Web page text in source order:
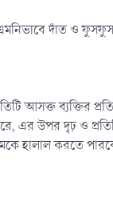
দাঁত ও
আসক্ত ব্যক্তির
এর উপর দৃঢ় ও
হালাল করতে